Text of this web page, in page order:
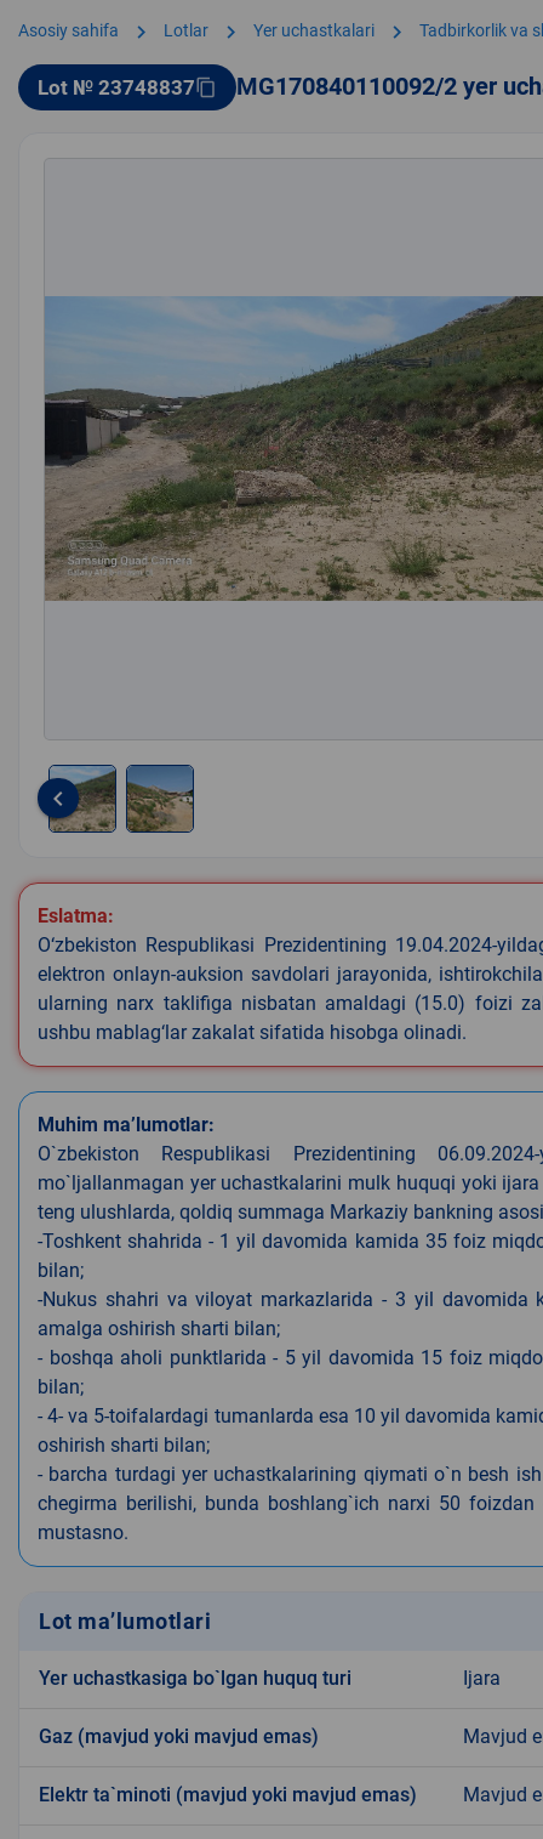
Asosiy sahifa chevron_right Lotlar chevron_right Yer uchastkalari chevron_right Tadbirkorlik va
Lot № 23748837content_copy MG170840110092/2 yer
2
keyboard_arrow_left
Eslatma:
O‘zbekiston Respublikasi Prezidentining 19.04.2024-
elektron onlayn-auksion savdolari jarayonida,
ularning narx taklifiga nisbatan amaldagi (15.0) foizi
ushbu mablag‘lar zakalat sifatida hisobga olinadi.
Muhim ma’lumotlar:
O`zbekiston Respublikasi Prezidentining
mo`ljallanmagan yer uchastkalarini mulk huquqi yoki
teng ulushlarda, qoldiq summaga Markaziy bankning
-Toshkent shahrida - 1 yil davomida kamida 35 foiz
bilan;
-Nukus shahri va viloyat markazlarida - 3 yil
amalga oshirish sharti bilan;
- boshqa aholi punktlarida - 5 yil davomida 15 foiz
bilan;
- 4- va 5-toifalardagi tumanlarda esa 10 yil davomida
oshirish sharti bilan;
- barcha turdagi yer uchastkalarining qiymati o`n besh
chegirma berilishi, bunda boshlang`ich narxi 50
mustasno.
Lot ma’lumotlari
Yer uchastkasiga bo`lgan huquq turi Ijara
Gaz (mavjud yoki mavjud emas) Mavjud
Elektr ta`minoti (mavjud yoki mavjud emas) Mavjud